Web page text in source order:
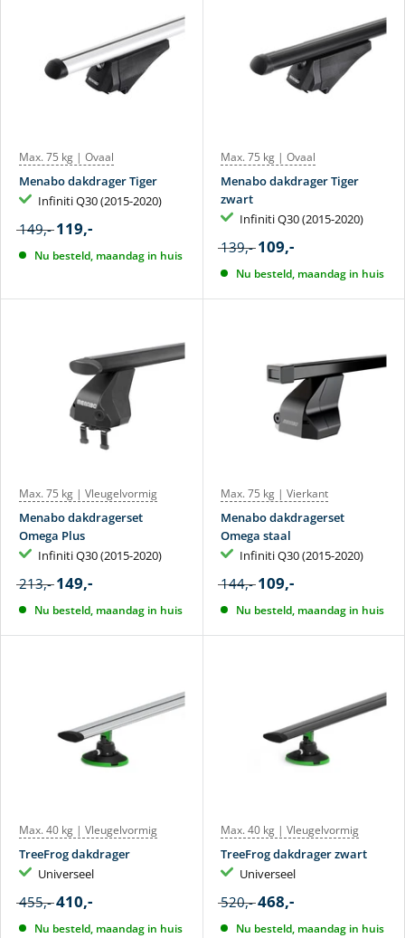
Max. 75 kg | Ovaal
Menabo dakdrager Tiger
Infiniti Q30 (2015-2020)
149,- 119,-
Nu besteld, maandag in huis
Max. 75 kg | Ovaal
Menabo dakdrager Tiger
zwart
Infiniti Q30 (2015-2020)
139,- 109,-
Nu besteld, maandag in huis
Max. 75 kg | Vleugelvormig
Menabo dakdragerset
Omega Plus
Infiniti Q30 (2015-2020)
213,- 149,-
Nu besteld, maandag in huis
Max. 75 kg | Vierkant
Menabo dakdragerset
Omega staal
Infiniti Q30 (2015-2020)
144,- 109,-
Nu besteld, maandag in huis
Max. 40 kg | Vleugelvormig
TreeFrog dakdrager
Universeel
455,- 410,-
Nu besteld, maandag in huis
Max. 40 kg | Vleugelvormig
TreeFrog dakdrager zwart
Universeel
520,- 468,-
Nu besteld, maandag in huis